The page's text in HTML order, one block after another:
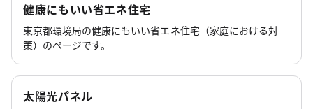
健康にもいい省エネ住宅
東京都環境局の健康にもいい省エネ住宅（家庭における対
策）のページです。
太陽光パネル